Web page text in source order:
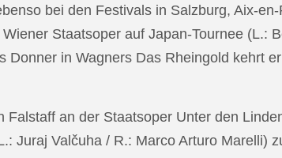
bei den Festivals in Salzburg, Aix-
Staatsoper auf Japan-Tournee (L.:
in Wagners Das Rheingold kehrt
an der Staatsoper Unter den
Juraj Valčuha / R.: Marco Arturo Marelli)